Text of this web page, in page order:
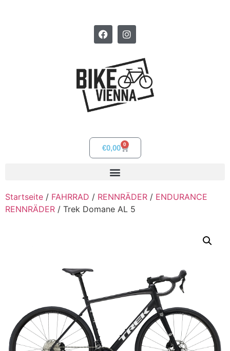
€0,00 0
Startseite / FAHRRAD / RENNRÄDER / ENDURANCE
RENNRÄDER / Trek Domane AL 5